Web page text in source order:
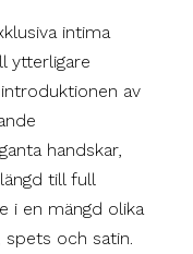
intima
ytterligare
av
handskar,
till full
i en mängd olika
och satin.